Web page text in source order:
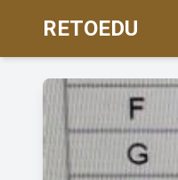
RETOEDU